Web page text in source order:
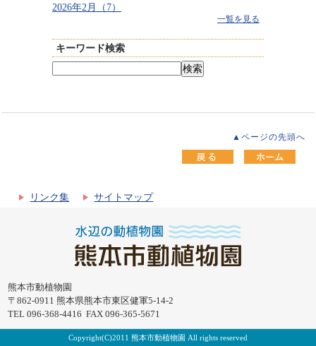
2026年2月（7）
一覧を見る
キーワード検索
▲ページの先頭へ
リンク集 サイトマップ
熊本市動植物園
〒862-0911 熊本県熊本市東区健軍5-14-2
TEL 096-368-4416 FAX 096-365-5671
Copyright(C)2011 熊本市動植物園 All rights reserved